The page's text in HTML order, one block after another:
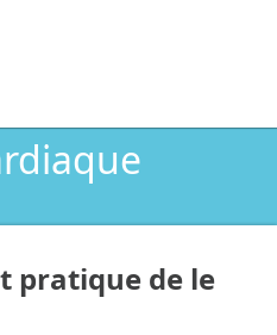
pratique de le